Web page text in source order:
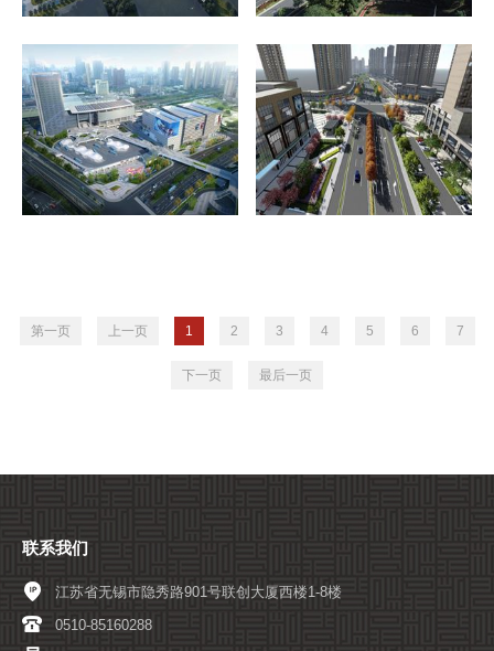
第一页 上一页 1 2 3 4 5 6 7
下一页 最后一页
联系我们
江苏省无锡市隐秀路901号联创大厦西楼1-8楼
0510-85160288